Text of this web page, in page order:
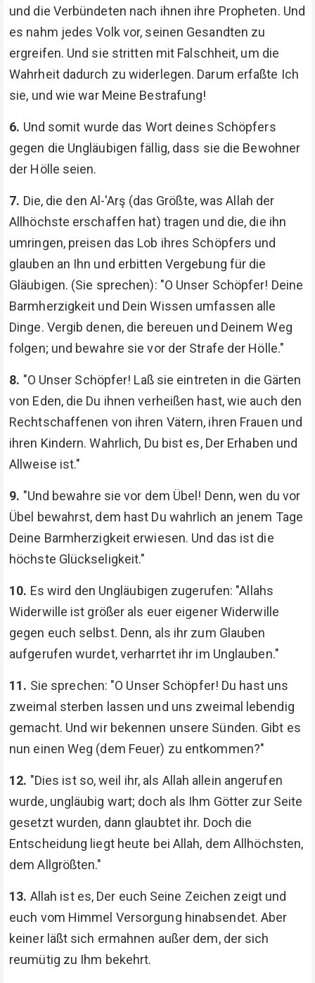
und die Verbündeten nach ihnen ihre Propheten. Und
es nahm jedes Volk vor, seinen Gesandten zu
ergreifen. Und sie stritten mit Falschheit, um die
Wahrheit dadurch zu widerlegen. Darum erfaßte Ich
sie, und wie war Meine Bestrafung!
6. Und somit wurde das Wort deines Schöpfers
gegen die Ungläubigen fällig, dass sie die Bewohner
der Hölle seien.
7. Die, die den Al-'Arş (das Größte, was Allah der
Allhöchste erschaffen hat) tragen und die, die ihn
umringen, preisen das Lob ihres Schöpfers und
glauben an Ihn und erbitten Vergebung für die
Gläubigen. (Sie sprechen): "O Unser Schöpfer! Deine
Barmherzigkeit und Dein Wissen umfassen alle
Dinge. Vergib denen, die bereuen und Deinem Weg
folgen; und bewahre sie vor der Strafe der Hölle."
8. "O Unser Schöpfer! Laß sie eintreten in die Gärten
von Eden, die Du ihnen verheißen hast, wie auch den
Rechtschaffenen von ihren Vätern, ihren Frauen und
ihren Kindern. Wahrlich, Du bist es, Der Erhaben und
Allweise ist."
9. "Und bewahre sie vor dem Übel! Denn, wen du vor
Übel bewahrst, dem hast Du wahrlich an jenem Tage
Deine Barmherzigkeit erwiesen. Und das ist die
höchste Glückseligkeit."
10. Es wird den Ungläubigen zugerufen: "Allahs
Widerwille ist größer als euer eigener Widerwille
gegen euch selbst. Denn, als ihr zum Glauben
aufgerufen wurdet, verharrtet ihr im Unglauben."
11. Sie sprechen: "O Unser Schöpfer! Du hast uns
zweimal sterben lassen und uns zweimal lebendig
gemacht. Und wir bekennen unsere Sünden. Gibt es
nun einen Weg (dem Feuer) zu entkommen?"
12. "Dies ist so, weil ihr, als Allah allein angerufen
wurde, ungläubig wart; doch als Ihm Götter zur Seite
gesetzt wurden, dann glaubtet ihr. Doch die
Entscheidung liegt heute bei Allah, dem Allhöchsten,
dem Allgrößten."
13. Allah ist es, Der euch Seine Zeichen zeigt und
euch vom Himmel Versorgung hinabsendet. Aber
keiner läßt sich ermahnen außer dem, der sich
reumütig zu Ihm bekehrt.